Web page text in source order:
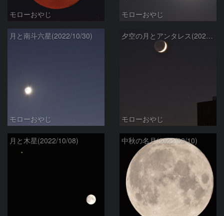
モローおやじ モローおやじ
月と南斗六星(2022/10/30)
モローおやじ
夕空の月とアンタレス(2022/10/28)
モローおやじ
月と木星(2022/10/08) 中秋の名月(2022/09/10)